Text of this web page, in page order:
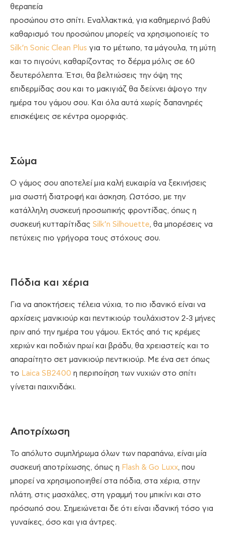
θεραπεία
προσώπου στο σπίτι. Εναλλακτικά, για καθημερινό βαθύ
καθαρισμό του προσώπου μπορείς να χρησιμοποιείς το
Silk’n Sonic Clean Plus για το μέτωπο, τα μάγουλα, τη μύτη
και το πιγούνι, καθαρίζοντας το δέρμα μόλις σε 60
δευτερόλεπτα. Έτσι, θα βελτιώσεις την όψη της
επιδερμίδας σου και το μακιγιάζ θα δείχνει άψογο την
ημέρα του γάμου σου. Και όλα αυτά χωρίς δαπανηρές
επισκέψεις σε κέντρα ομορφιάς.
Σώμα
Ο γάμος σου αποτελεί μια καλή ευκαιρία να ξεκινήσεις
μια σωστή διατροφή και άσκηση. Ωστόσο, με την
κατάλληλη συσκευή προσωπικής φροντίδας, όπως η
συσκευή κυτταρίτιδας Silk’n Silhouette, θα μπορέσεις να
πετύχεις πιο γρήγορα τους στόχους σου.
Πόδια και χέρια
Για να αποκτήσεις τέλεια νύχια, το πιο ιδανικό είναι να
αρχίσεις μανικιούρ και πεντικιούρ τουλάχιστον 2-3 μήνες
πριν από την ημέρα του γάμου. Εκτός από τις κρέμες
χεριών και ποδιών πρωί και βράδυ, θα χρειαστείς και το
απαραίτητο σετ μανικιούρ πεντικιούρ. Με ένα σετ όπως
το Laica SB2400 η περιποίηση των νυχιών στο σπίτι
γίνεται παιχνιδάκι.
Αποτρίχωση
Το απόλυτο συμπλήρωμα όλων των παραπάνω, είναι μία
συσκευή αποτρίχωσης, όπως η Flash & Go Luxx, που
μπορεί να χρησιμοποιηθεί στα πόδια, στα χέρια, στην
πλάτη, στις μασχάλες, στη γραμμή του μπικίνι και στο
πρόσωπό σου. Σημειώνεται δε ότι είναι ιδανική τόσο για
γυναίκες, όσο και για άντρες.